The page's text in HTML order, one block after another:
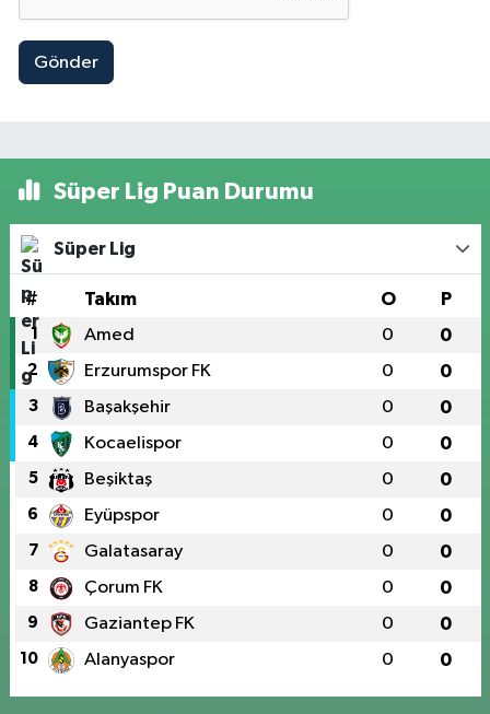
Gönder
Süper Lig Puan Durumu
Süper Lig
# Takım O P
1 Amed 0 0
2 Erzurumspor FK 0 0
3 Başakşehir 0 0
4 Kocaelispor 0 0
5 Beşiktaş 0 0
6 Eyüpspor 0 0
7 Galatasaray 0 0
8 Çorum FK 0 0
9 Gaziantep FK 0 0
10 Alanyaspor 0 0